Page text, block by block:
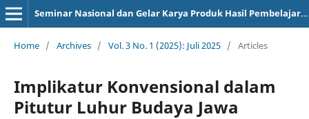
Seminar Nasional dan Gelar Karya Produk Hasil Pembelajaran
Home / Archives / Vol. 3 No. 1 (2025): Juli 2025 / Articles
Implikatur Konvensional dalam
Pitutur Luhur Budaya Jawa